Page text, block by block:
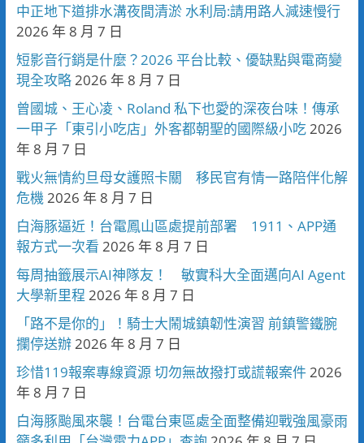
中正地下道排水溝夜間清淤 水利局:請用路人減速慢行
2026 年 8 月 7 日
短影音行銷是什麼？2026 平台比較、優缺點與電商變
現全攻略 2026 年 8 月 7 日
曾國城、王心凌、Roland 私下也愛的深夜台味！傳承
一甲子「東引小吃店」外客都朝聖的國際級小吃 2026
年 8 月 7 日
戰火無情約旦母女護照卡關 移民官有情一路陪伴化解
危機 2026 年 8 月 7 日
白海豚逼近！台電鳳山區處提前部署 1911、APP通
報方式一次看 2026 年 8 月 7 日
每周抽籤展示AI神隊友！ 敏實科大全面邁向AI Agent
大學新里程 2026 年 8 月 7 日
「路不是你的」！騎士大鬧城鎮韌性演習 前鎮警鐵腕
攔停送辦 2026 年 8 月 7 日
珍惜119報案專線資源 切勿無故撥打或謊報案件 2026
年 8 月 7 日
白海豚颱風來襲！台電台東區處全面整備迎戰強風豪雨